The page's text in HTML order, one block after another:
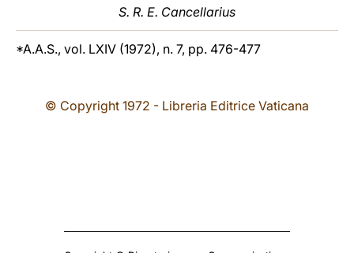
S. R. E. Cancellarius
*A.A.S., vol. LXIV (1972), n. 7, pp. 476-477
© Copyright 1972 - Libreria Editrice Vaticana